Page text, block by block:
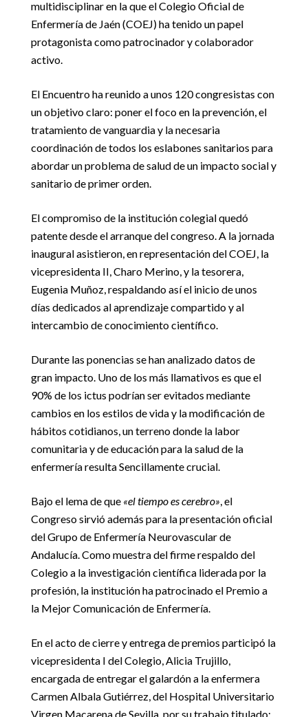
multidisciplinar en la que el Colegio Oficial de
Enfermería de Jaén (COEJ) ha tenido un papel
protagonista como patrocinador y colaborador
activo.
El Encuentro ha reunido a unos 120 congresistas con
un objetivo claro: poner el foco en la prevención, el
tratamiento de vanguardia y la necesaria
coordinación de todos los eslabones sanitarios para
abordar un problema de salud de un impacto social y
sanitario de primer orden.
El compromiso de la institución colegial quedó
patente desde el arranque del congreso. A la jornada
inaugural asistieron, en representación del COEJ, la
vicepresidenta II, Charo Merino, y la tesorera,
Eugenia Muñoz, respaldando así el inicio de unos
días dedicados al aprendizaje compartido y al
intercambio de conocimiento científico.
Durante las ponencias se han analizado datos de
gran impacto. Uno de los más llamativos es que el
90% de los ictus podrían ser evitados mediante
cambios en los estilos de vida y la modificación de
hábitos cotidianos, un terreno donde la labor
comunitaria y de educación para la salud de la
enfermería resulta Sencillamente crucial.
Bajo el lema de que «el tiempo es cerebro» , el
Congreso sirvió además para la presentación oficial
del Grupo de Enfermería Neurovascular de
Andalucía. Como muestra del firme respaldo del
Colegio a la investigación científica liderada por la
profesión, la institución ha patrocinado el Premio a
la Mejor Comunicación de Enfermería.
En el acto de cierre y entrega de premios participó la
vicepresidenta I del Colegio, Alicia Trujillo,
encargada de entregar el galardón a la enfermera
Carmen Albala Gutiérrez, del Hospital Universitario
Virgen Macarena de Sevilla, por su trabajo titulado: